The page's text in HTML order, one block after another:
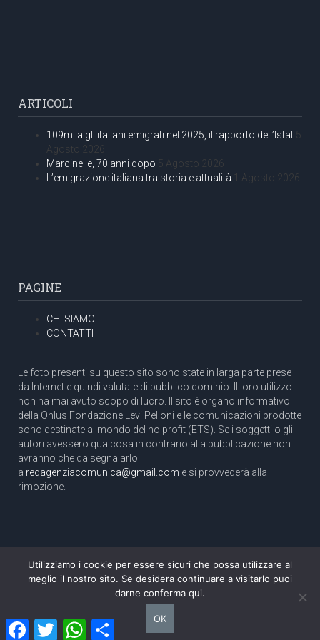
ARTICOLI
109mila gli italiani emigrati nel 2025, il rapporto dell’Istat 5
Agosto 2026
Marcinelle, 70 anni dopo 5 Agosto 2026
L’emigrazione italiana tra storia e attualità 1 Agosto 2026
PAGINE
CHI SIAMO
CONTATTI
Le foto presenti su questo sito sono state in larga parte prese
da Internet e quindi valutate di pubblico dominio. Il loro utilizzo
non ha mai avuto scopo di lucro. Il sito è organo informativo
della Onlus Fondazione Levi Pelloni e le comunicazioni prodotte
sono destinate al mondo del no profit (ETS). Se i soggetti o gli
autori avessero qualcosa in contrario alla pubblicazione non
avranno che da segnalarlo
a redagenziacomunica@gmail.com e si provvederà alla
rimozione.
Copyright 2003 com.unica - Tutti i diritti riservati
Aut. Tribunale di Roma N. 466/2003 dell'11/11/2003
Direttore responsabile: Pino Pelloni [direttore@agenziacomunica.net]
Design by Ethoslab.
FacebookTwitter WhatsAppCondividi
Utilizziamo i cookie per essere sicuri che possa utilizzare al
meglio il nostro sito. Se desidera continuare a visitarlo puoi
darne conferma qui.
OK